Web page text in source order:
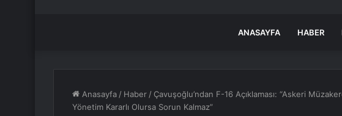
ANASAYFA HABER
Anasayfa / Haber / Çavuşoğlu’ndan F-16 Açıklaması: “Askeri
Yönetim Kararlı Olursa Sorun Kalmaz”